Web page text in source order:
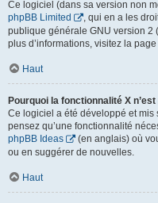
Ce logiciel (dans sa version non
phpBB Limited
, qui en a les
publique générale GNU version 2
plus d’informations, visitez la page
Haut
Pourquoi la fonctionnalité X
Ce logiciel a été développé et
pensez qu’une fonctionnalité
phpBB Ideas
(en anglais) où
ou en suggérer de nouvelles.
Haut